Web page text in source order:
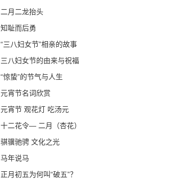
二月二龙抬头
知耻而后勇
“三八妇女节”相亲的故事
三八妇女节的由来与祝福
“惊蛰”的节气与人生
元宵节名词欣赏
元宵节 观花灯 吃汤元
十二花令— 二月（杏花）
骐骥驰骋 文化之光
马年说马
正月初五为何叫“破五”？